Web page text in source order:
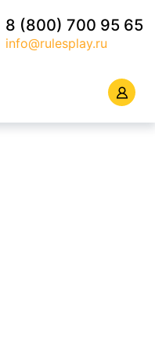
8 (800) 700 95 65
info@rulesplay.ru